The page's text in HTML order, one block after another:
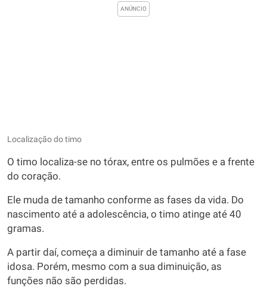
Localização do timo
O timo localiza-se no tórax, entre os pulmões e a frente
do coração.
Ele muda de tamanho conforme as fases da vida. Do
nascimento até a adolescência, o timo atinge até 40
gramas.
A partir daí, começa a diminuir de tamanho até a fase
idosa. Porém, mesmo com a sua diminuição, as
funções não são perdidas.